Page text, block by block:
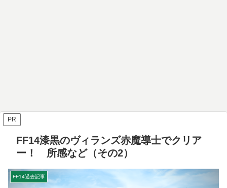
PR
FF14漆黒のヴィランズ赤魔導士でクリア
ー！ 所感など（その2）
FF14過去記事